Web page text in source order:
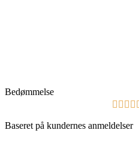
Bedømmelse
   
Baseret på kundernes anmeldelser